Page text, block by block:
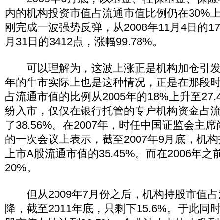
内的机构投资市值占流通市值比例仍在30%
刚完成一波强势反弹，从2008年11月4日的
月31日的3412点，涨幅99.78%。
可以理解为，这波上涨正是机构加仓引发
年的牛市实际上也是这种情况，正是在那段
占流通市值的比例从2005年的18%上升至
纷入市，仅仅在银行托管的专户机构资金占
了38.56%。在2007年，时任中国证监会主
的一次会议上表示，截至2007年9月底，机
上市A股流通市值的35.45%。而在2006年之
20%。
但从2009年7月份之后，机构持股市值占
降，截至2011年底，只剩下15.6%。于此同